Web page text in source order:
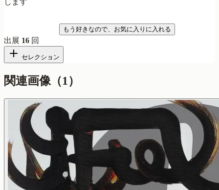
します
もう好きなので、お気に入りに入れる
出展 16 回
セレクション
関連画像（1）